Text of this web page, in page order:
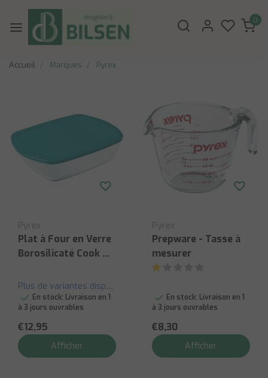
0
Accueil Marques Pyrex
Pyrex
Plat à Four en Verre
Borosilicaté Cook &
Plus de variantes disponibles
En stock: Livraison en 1
à 3 jours ouvrables
€12,95
Afficher
Pyrex
Prepware - Tasse à
mesurer
En stock: Livraison en 1
à 3 jours ouvrables
€8,30
Afficher